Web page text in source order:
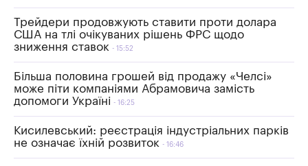
Трейдери продовжують ставити проти долара
США на тлі очікуваних рішень ФРС щодо
зниження ставок
15:52
Більша половина грошей від продажу «Челсі»
може піти компаніями Абрамовича замість
допомоги Україні
16:25
Кисилевський: реєстрація індустріальних парків
не означає їхній розвиток
16:46